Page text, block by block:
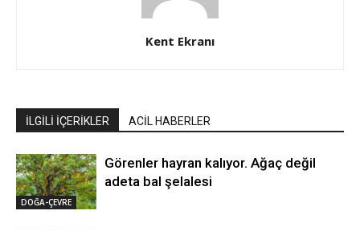
Kent Ekranı
İLGİLİ İÇERİKLER ACİL HABERLER
DOĞA-ÇEVRE
Görenler hayran kalıyor. Ağaç değil
adeta bal şelalesi